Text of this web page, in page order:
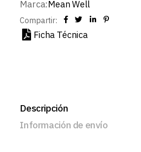
Marca:Mean Well
Compartir:
Ficha Técnica
Descripción
Información de envío